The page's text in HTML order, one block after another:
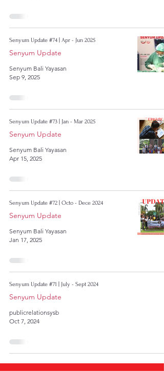
Senyum Update #74 | Apr - Jun 2025
Senyum Update
Senyum Bali Yayasan
Sep 9, 2025
Senyum Update #73 | Jan - Mar 2025
Senyum Update
Senyum Bali Yayasan
Apr 15, 2025
Senyum Update #72 | Octo - Dece 2024
Senyum Update
Senyum Bali Yayasan
Jan 17, 2025
Senyum Update #71 | July - Sept 2024
Senyum Update
publicrelationsysb
Oct 7, 2024